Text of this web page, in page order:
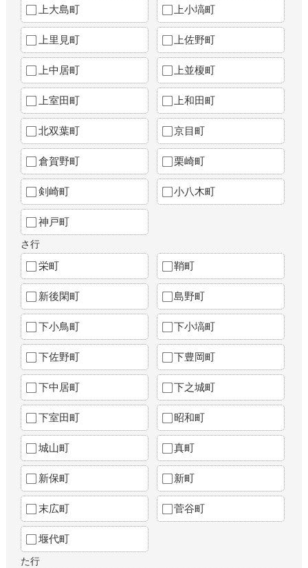
上大島町 上小塙町
上里見町 上佐野町
上中居町 上並榎町
上室田町 上和田町
北双葉町 京目町
倉賀野町 栗崎町
剣崎町 小八木町
神戸町
さ行
栄町 鞘町
新後閑町 島野町
下小鳥町 下小塙町
下佐野町 下豊岡町
下中居町 下之城町
下室田町 昭和町
城山町 真町
新保町 新町
末広町 菅谷町
堰代町
た行